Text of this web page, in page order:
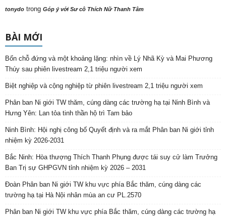
tonydo trong Góp ý với Sư cô Thích Nữ Thanh Tâm
BÀI MỚI
Bốn chỗ đứng và một khoảng lặng: nhìn về Lý Nhã Kỳ và Mai Phương
Thúy sau phiên livestream 2,1 triệu người xem
Biệt nghiệp và cộng nghiệp từ phiên livestream 2,1 triệu người xem
Phân ban Ni giới TW thăm, cúng dàng các trường hạ tại Ninh Bình và
Hưng Yên: Lan tỏa tinh thần hộ trì Tam bảo
Ninh Bình: Hội nghị công bố Quyết định và ra mắt Phân ban Ni giới tỉnh
nhiệm kỳ 2026-2031
Bắc Ninh: Hòa thượng Thích Thanh Phụng được tái suy cử làm Trưởng
Ban Trị sự GHPGVN tỉnh nhiệm kỳ 2026 – 2031
Đoàn Phân ban Ni giới TW khu vực phía Bắc thăm, cúng dàng các
trường hạ tại Hà Nội nhân mùa an cư PL.2570
Phân ban Ni giới TW khu vực phía Bắc thăm, cúng dàng các trường hạ